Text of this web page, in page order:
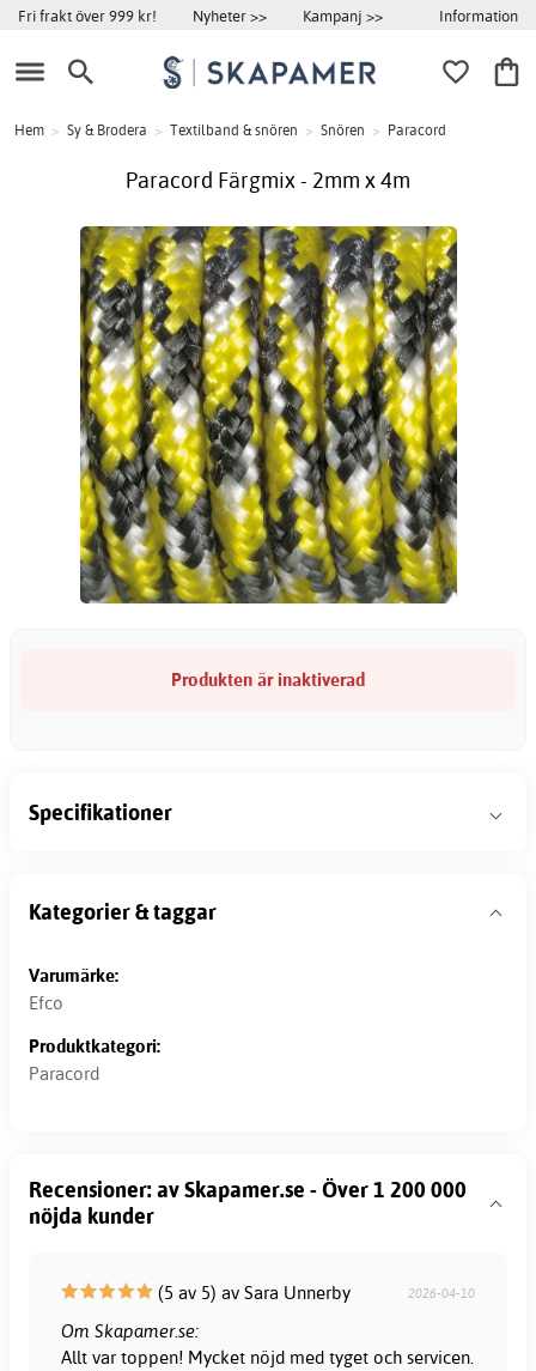
Fri frakt över 999 kr! Nyheter >> Kampanj >> Information
Hem > Sy & Brodera > Textilband & snören > Snören > Paracord
Paracord Färgmix - 2mm x 4m
Produkten är inaktiverad
Specifikationer
Kategorier & taggar
Varumärke:
Efco
Produktkategori:
Paracord
Recensioner: av Skapamer.se - Över 1 200 000
nöjda kunder
(5 av 5) av Sara Unnerby 2026-04-10
Om Skapamer.se:
Allt var toppen! Mycket nöjd med tyget och servicen.